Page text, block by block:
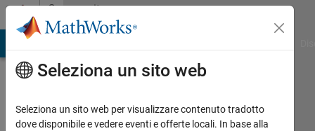
Vai al contenutoCommunity
Profile
Seleziona un sito web
Seleziona un sito web per visualizzare contenuto tradotto
dove disponibile e vedere eventi e offerte locali. In base alla